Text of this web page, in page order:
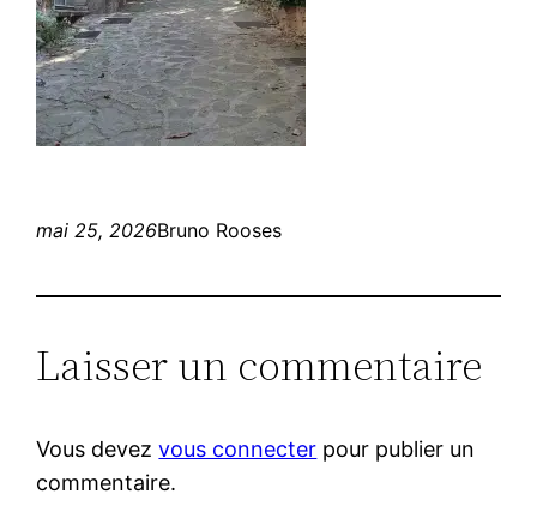
mai 25, 2026Bruno Rooses
Laisser un commentaire
Vous devezvous connecter pour publier un
commentaire.